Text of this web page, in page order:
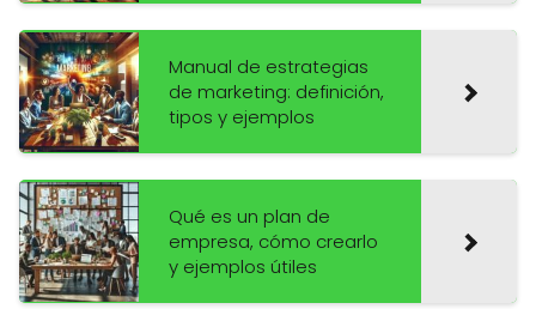
Manual de estrategias
de marketing: definición,
tipos y ejemplos
Qué es un plan de
empresa, cómo crearlo
y ejemplos útiles